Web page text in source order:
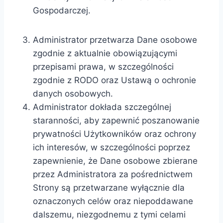
Gospodarczej.
Administrator przetwarza Dane osobowe
zgodnie z aktualnie obowiązującymi
przepisami prawa, w szczególności
zgodnie z RODO oraz Ustawą o ochronie
danych osobowych.
Administrator dokłada szczególnej
staranności, aby zapewnić poszanowanie
prywatności Użytkowników oraz ochrony
ich interesów, w szczególności poprzez
zapewnienie, że Dane osobowe zbierane
przez Administratora za pośrednictwem
Strony są przetwarzane wyłącznie dla
oznaczonych celów oraz niepoddawane
dalszemu, niezgodnemu z tymi celami